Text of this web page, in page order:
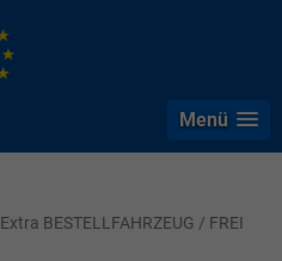
Menü
Extra BESTELLFAHRZEUG / FREI